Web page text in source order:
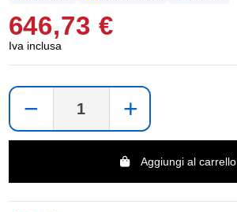
646,73 €
Iva inclusa
− +
Aggiungi al carrello